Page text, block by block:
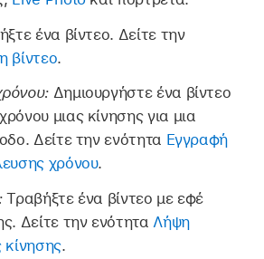
ένα βίντεο. Δείτε την
βίντεο.
Δημιουργήστε ένα βίντεο
μιας κίνησης για μια
Δείτε την ενότητα Εγγραφή
χρόνου.
Τραβήξτε ένα βίντεο με εφέ
Δείτε την ενότηταΛήψη
κίνησης.